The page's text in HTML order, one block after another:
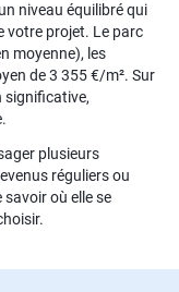
niveau équilibré qui
votre projet. Le parc
moyenne), les
de 3 355 €/m². Sur
significative,
plusieurs
réguliers ou
où elle se